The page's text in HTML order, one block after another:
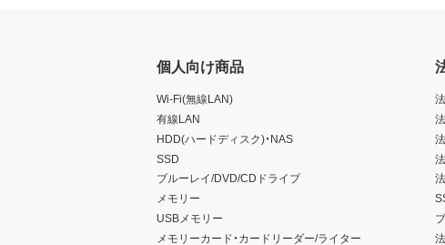
個人向け商品
Wi-Fi(無線LAN)
有線LAN
HDD(ハードディスク)・NAS
SSD
ブルーレイ/DVD/CDドライブ
メモリー
USBメモリー
メモリーカード・カードリーダー/ライター